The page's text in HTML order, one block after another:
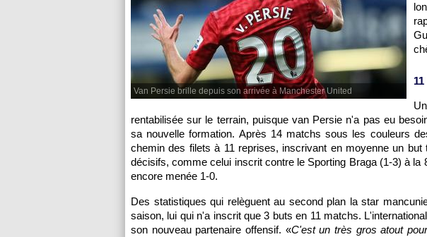
Van Persie brille depuis son arrivée à Manchester United
rentabilisée sur le terrain, puisque van Persie n'a pas eu
sa nouvelle formation. Après 14 matchs sous les couleurs
chemin des filets à 11 reprises, inscrivant en moyenne un
décisifs, comme celui inscrit contre le Sporting Braga (1-3) à la
encore menée 1-0.
Des statistiques qui relèguent au second plan la star
saison, lui qui n'a inscrit que 3 buts en 11 matchs.
son nouveau partenaire offensif. «C'est un très gros atout